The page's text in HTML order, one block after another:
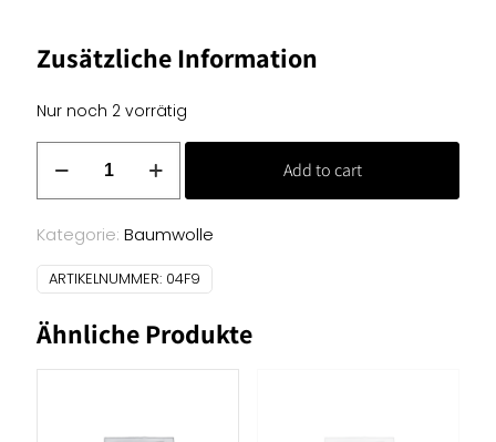
Zusätzliche Information
Nur noch 2 vorrätig
Schlammgrüne
Blumen
Menge
Add to cart
Kategorie: Baumwolle
ARTIKELNUMMER: 04F9
Ähnliche Produkte